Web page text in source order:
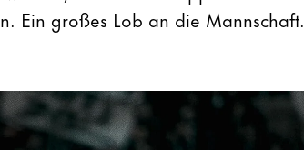
Ein großes Lob an die Mannschaft.